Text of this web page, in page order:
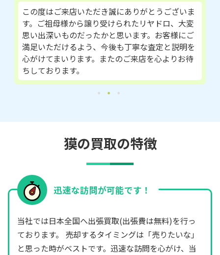
この度はご来店いただき誠にありがとうございま
す。ご祖母様から譲り受けられたリヤドロ、大変
思い出深いものだったかと思います。お客様にご
満足いただけるよう、今後も丁寧な査定と説明を
心がけてまいります。またのご来店を心よりお待
ちしております。
獏の買取の特徴
迅速な訪問が可能です！
当社では日本全国へ出張買取(出張費は無料)を行っ
ております。 売却するタイミングは「売りたいな」
と思った時がベストです。迅速な訪問を心がけ、当